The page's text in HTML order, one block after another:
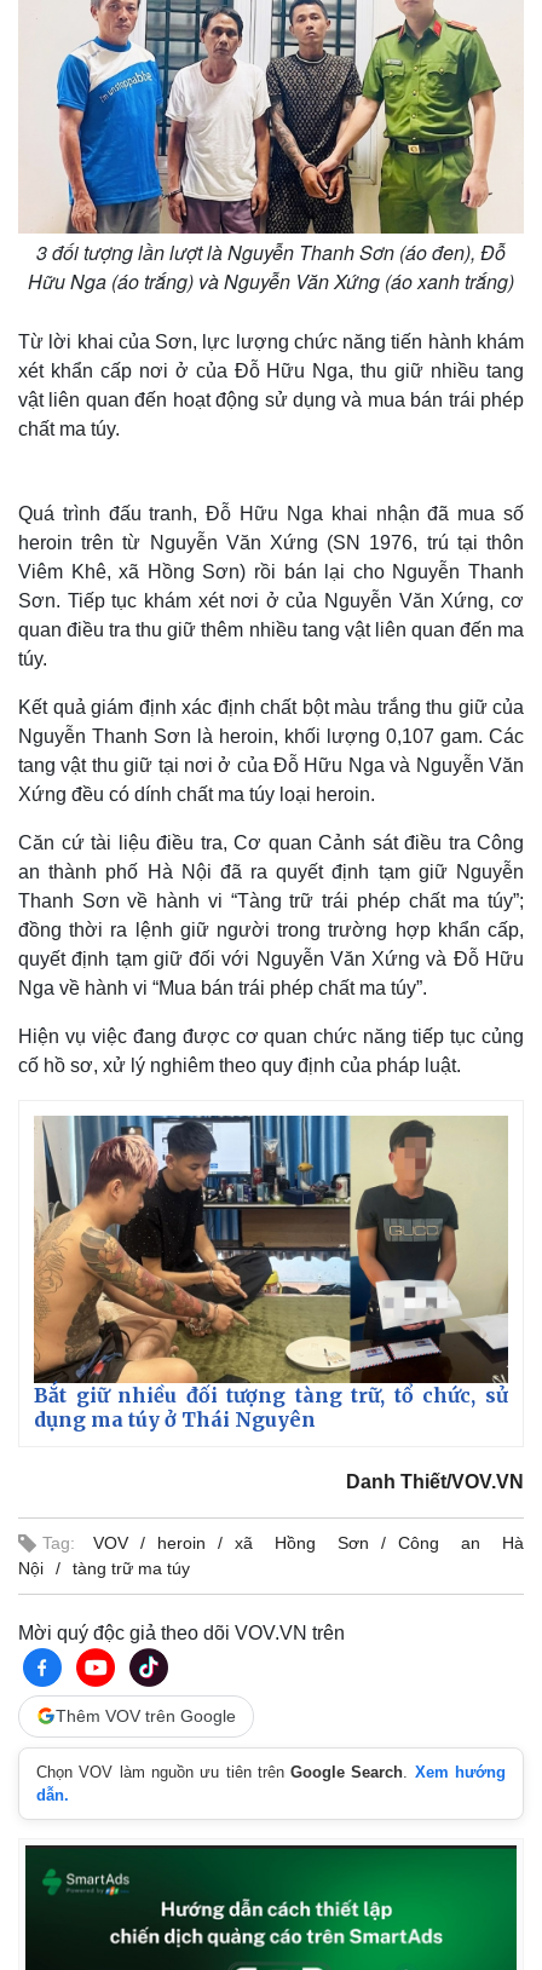
Thế giới
Quan sát
Cuộc sống đó đây
Hồ sơ
Multimedia
Video
Ảnh
E-Magazine
Infographic
3 đối tượng lần lượt là Nguyễn Thanh Sơn (áo đen), Đỗ
Hữu Nga (áo trắng) và Nguyễn Văn Xứng (áo xanh trắng)
Từ lời khai của Sơn, lực lượng chức năng tiến hành khám
xét khẩn cấp nơi ở của Đỗ Hữu Nga, thu giữ nhiều tang
vật liên quan đến hoạt động sử dụng và mua bán trái phép
chất ma túy.
Quá trình đấu tranh, Đỗ Hữu Nga khai nhận đã mua số
heroin trên từ Nguyễn Văn Xứng (SN 1976, trú tại thôn
Viêm Khê, xã Hồng Sơn) rồi bán lại cho Nguyễn Thanh
Sơn. Tiếp tục khám xét nơi ở của Nguyễn Văn Xứng, cơ
quan điều tra thu giữ thêm nhiều tang vật liên quan đến ma
túy.
Kết quả giám định xác định chất bột màu trắng thu giữ của
Nguyễn Thanh Sơn là heroin, khối lượng 0,107 gam. Các
tang vật thu giữ tại nơi ở của Đỗ Hữu Nga và Nguyễn Văn
Xứng đều có dính chất ma túy loại heroin.
Căn cứ tài liệu điều tra, Cơ quan Cảnh sát điều tra Công
an thành phố Hà Nội đã ra quyết định tạm giữ Nguyễn
Thanh Sơn về hành vi “Tàng trữ trái phép chất ma túy”;
đồng thời ra lệnh giữ người trong trường hợp khẩn cấp,
quyết định tạm giữ đối với Nguyễn Văn Xứng và Đỗ Hữu
Nga về hành vi “Mua bán trái phép chất ma túy”.
Hiện vụ việc đang được cơ quan chức năng tiếp tục củng
cố hồ sơ, xử lý nghiêm theo quy định của pháp luật.
Bắt giữ nhiều đối tượng tàng trữ, tổ chức, sử
dụng ma túy ở Thái Nguyên
Danh Thiết/VOV.VN
Tag: VOV heroin xã Hồng Sơn
Công an Hà
Nội
tàng trữ ma túy
Mời quý độc giả theo dõi VOV.VN trên
Thêm VOV trên Google
Chọn VOV làm nguồn ưu tiên trênGoogle Search
Xem hướng
dẫn.